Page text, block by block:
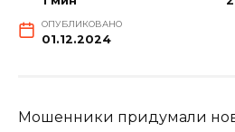
ОПУБЛИКОВАНО
01.12.2024
Мошенники придумали